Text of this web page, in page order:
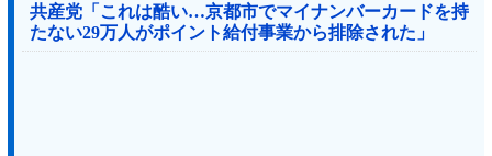
共産党「これは酷い…京都市でマイナンバーカードを持
たない29万人がポイント給付事業から排除された」